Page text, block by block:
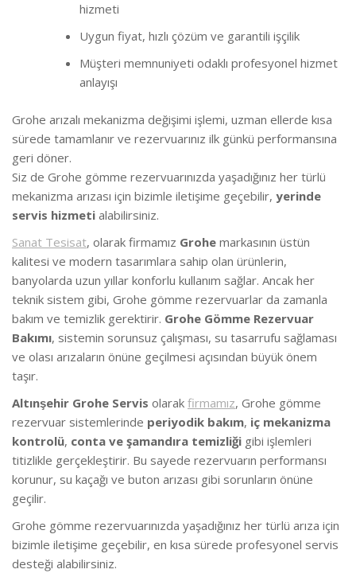
hizmeti
Uygun fiyat, hızlı çözüm ve garantili işçilik
Müşteri memnuniyeti odaklı profesyonel hizmet
anlayışı
Grohe arızalı mekanizma değişimi işlemi, uzman ellerde kısa
sürede tamamlanır ve rezervuarınız ilk günkü performansına
geri döner.
Siz de Grohe gömme rezervuarınızda yaşadığınız her türlü
mekanizma arızası için bizimle iletişime geçebilir, yerinde
servis hizmeti alabilirsiniz.
Sanat Tesisat, olarak firmamız Grohe markasının üstün
kalitesi ve modern tasarımlara sahip olan ürünlerin,
banyolarda uzun yıllar konforlu kullanım sağlar. Ancak her
teknik sistem gibi, Grohe gömme rezervuarlar da zamanla
bakım ve temizlik gerektirir. Grohe Gömme Rezervuar
Bakımı, sistemin sorunsuz çalışması, su tasarrufu sağlaması
ve olası arızaların önüne geçilmesi açısından büyük önem
taşır.
Altınşehir Grohe Servis olarak firmamız, Grohe gömme
rezervuar sistemlerinde periyodik bakım, iç mekanizma
kontrolü, conta ve şamandıra temizliği gibi işlemleri
titizlikle gerçekleştirir. Bu sayede rezervuarın performansı
korunur, su kaçağı ve buton arızası gibi sorunların önüne
geçilir.
Grohe gömme rezervuarınızda yaşadığınız her türlü arıza için
bizimle iletişime geçebilir, en kısa sürede profesyonel servis
desteği alabilirsiniz.